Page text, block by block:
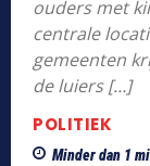
ouders met
centrale
gemeenten
de luiers […]
POLITIEK
Minder dan 1